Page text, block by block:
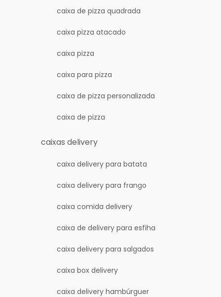
caixa de pizza quadrada
caixa pizza atacado
caixa pizza
caixa para pizza
caixa de pizza personalizada
caixa de pizza
caixas delivery
caixa delivery para batata
caixa delivery para frango
caixa comida delivery
caixa de delivery para esfiha
caixa delivery para salgados
caixa box delivery
caixa delivery hambúrguer